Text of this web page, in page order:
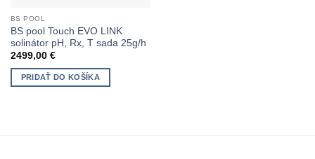
BS POOL
BS pool Touch EVO LINK
solinátor pH, Rx, T sada 25g/h
2499,00 €
PRIDAŤ DO KOŠÍKA